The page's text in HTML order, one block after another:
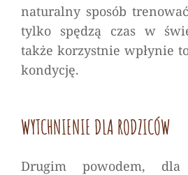
naturalny sposób
tylko spędzą czas w
także korzystnie wpłynie
kondycję.
WYTCHNIENIE DLA RODZICÓW
Drugim powodem,